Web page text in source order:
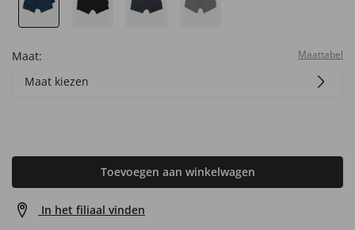
Maat: Maattabel
Maat kiezen
Toevoegen aan winkelwagen
In het filiaal vinden